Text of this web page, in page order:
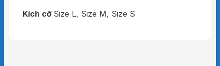
CHỐNG GÙ PITA SAPO
Kích cỡ Size L, Size M, Size S